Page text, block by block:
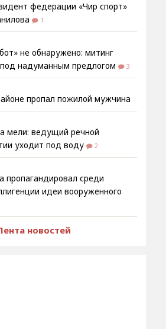
федерации «Чир спорт»
1
не обнаружено: митинг
надуманным предлогом
3
пропал пожилой мужчина
мели: ведущий речной
уходит под воду
2
пропагандировал среди
идеи вооруженного
новостей